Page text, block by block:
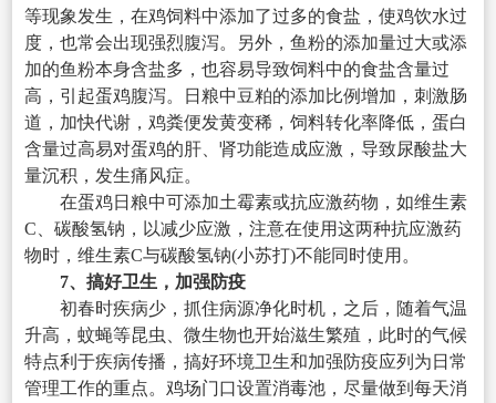
等现象发生，在鸡饲料中添加了过多的食盐，使鸡饮水过
度，也常会出现强烈腹泻。另外，鱼粉的添加量过大或添
加的鱼粉本身含盐多，也容易导致饲料中的食盐含量过
高，引起蛋鸡腹泻。日粮中豆粕的添加比例增加，刺激肠
道，加快代谢，鸡粪便发黄变稀，饲料转化率降低，蛋白
含量过高易对蛋鸡的肝、肾功能造成应激，导致尿酸盐大
量沉积，发生痛风症。
在蛋鸡日粮中可添加土霉素或抗应激药物，如维生素
C、碳酸氢钠，以减少应激，注意在使用这两种抗应激药
物时，维生素C与碳酸氢钠(小苏打)不能同时使用。
7、搞好卫生，加强防疫
初春时疾病少，抓住病源净化时机，之后，随着气温
升高，蚊蝇等昆虫、微生物也开始滋生繁殖，此时的气候
特点利于疾病传播，搞好环境卫生和加强防疫应列为日常
管理工作的重点。鸡场门口设置消毒池，尽量做到每天消